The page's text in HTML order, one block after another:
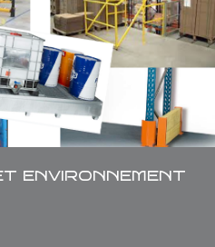
protection des biens et
ainsi que pour
ENVIRONNEMENT